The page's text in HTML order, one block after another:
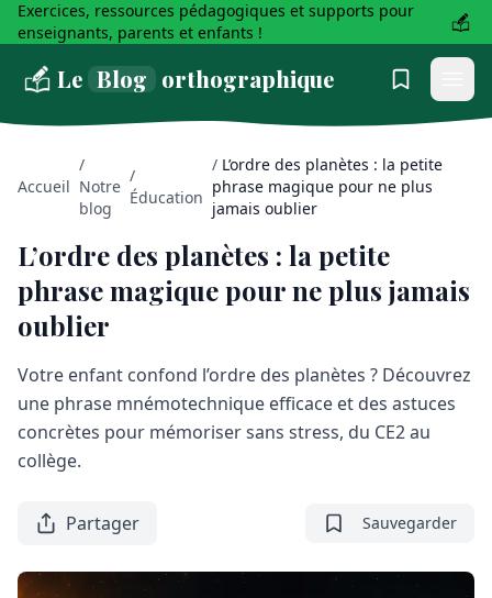
Exercices, ressources pédagogiques et supports pour
enseignants, parents et enfants !
Le Blog orthographique
Accueil
/
Notre
blog
/
Éducation
/ L’ordre des planètes : la petite
phrase magique pour ne plus
jamais oublier
L’ordre des planètes : la petite
phrase magique pour ne plus jamais
oublier
Votre enfant confond l’ordre des planètes ? Découvrez
une phrase mnémotechnique efficace et des astuces
concrètes pour mémoriser sans stress, du CE2 au
collège.
Partager Sauvegarder